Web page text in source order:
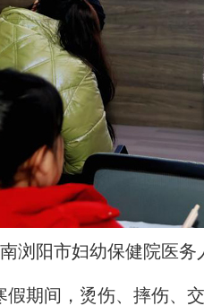
浏阳市妇幼保健院医
间，烫伤、摔伤、交